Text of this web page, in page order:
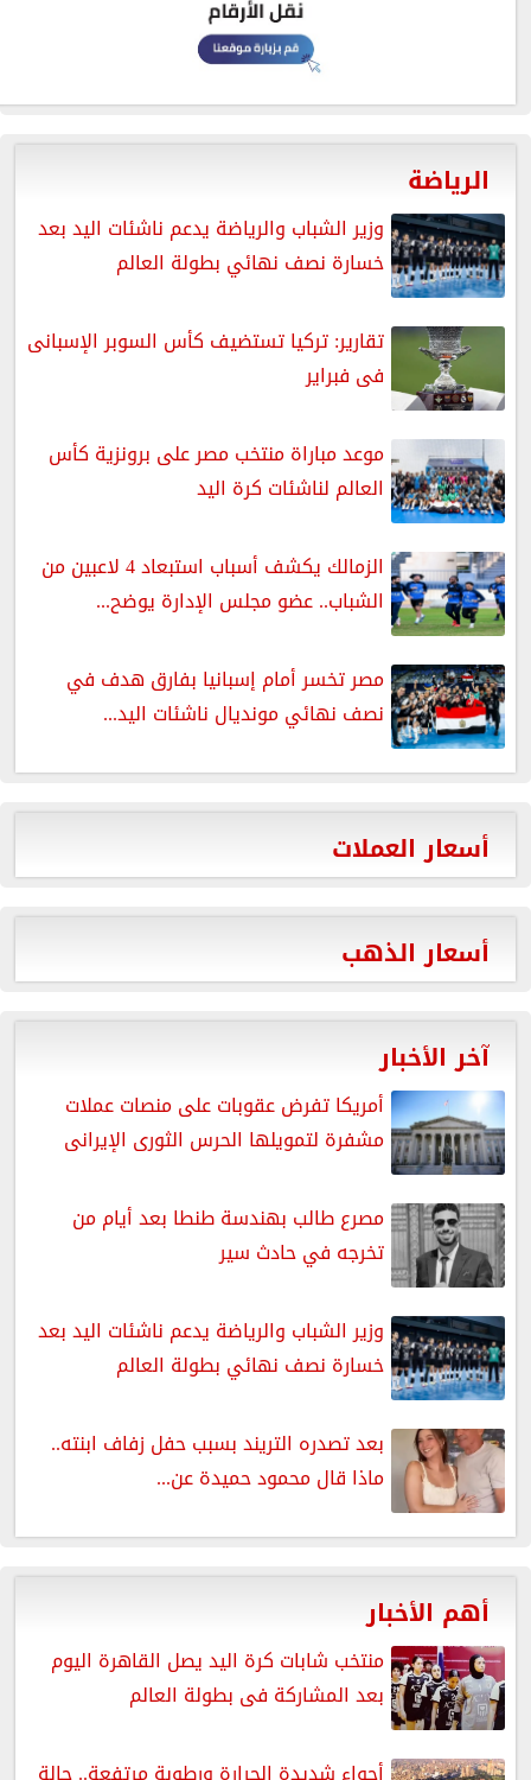
الرياضة
وزير الشباب والرياضة يدعم ناشئات اليد بعد
خسارة نصف نهائي بطولة العالم
تقارير: تركيا تستضيف كأس السوبر الإسبانى
فى فبراير
موعد مباراة منتخب مصر على برونزية كأس
العالم لناشئات كرة اليد
الزمالك يكشف أسباب استبعاد 4 لاعبين من
الشباب.. عضو مجلس الإدارة يوضح...
مصر تخسر أمام إسبانيا بفارق هدف في
نصف نهائي مونديال ناشئات اليد...
أسعار العملات
أسعار الذهب
آخر الأخبار
أمريكا تفرض عقوبات على منصات عملات
مشفرة لتمويلها الحرس الثورى الإيرانى
مصرع طالب بهندسة طنطا بعد أيام من
تخرجه في حادث سير
وزير الشباب والرياضة يدعم ناشئات اليد بعد
خسارة نصف نهائي بطولة العالم
بعد تصدره التريند بسبب حفل زفاف ابنته..
ماذا قال محمود حميدة عن...
أهم الأخبار
منتخب شابات كرة اليد يصل القاهرة اليوم
بعد المشاركة فى بطولة العالم